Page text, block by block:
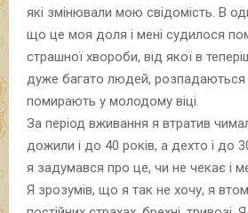
які змінювали мою свідомість. В
що це моя доля і мені судилося
страшної хвороби, від якої в
дуже багато людей, розпадаються
помирають у молодому віці.
За період вживання я втратив
дожили і до 40 років, а дехто і до
я задумався про це, чи не чекає і
Я зрозумів, що я так не хочу, я